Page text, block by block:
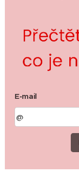
E-mail